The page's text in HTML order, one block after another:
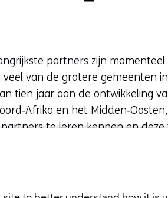
partners zijn momenteel
veel van de grotere gemeenten
tien jaar aan de ontwikkeling
en het
te leren kennen en deze